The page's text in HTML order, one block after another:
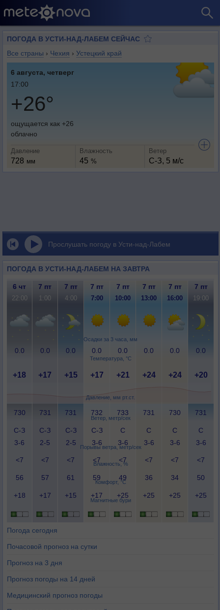
ПОГОДА В УСТИ-НАД-ЛАБЕМ СЕЙЧАС
Все страны › Чехия › Устецкий край
6 августа, четверг
17:00
+26°
ощущается как +26
облачно
Давление
728 мм
Влажность
45 %
Ветер
С-З, 5 м/с
Прослушать погоду в Усти-над-Лабем
ПОГОДА В УСТИ-НАД-ЛАБЕМ НА ЗАВТРА
Осадки за 3 часа, мм
Температура, °C
Давление, мм рт.ст.
Ветер, метр/сек
Порывы ветра, метр/сек
Влажность, %
Комфорт, °C
Магнитные бури
6 чт 7 пт 7 пт 7 пт 7 пт 7 пт 7 пт 7 пт
22:00 1:00 4:00 7:00 10:00 13:00 16:00 19:00
0.0 0.0 0.0 0.0 0.0 0.0 0.0 0.0
+18 +17 +15 +17 +21 +24 +24 +20
730 731 731 732 733 731 730 731
С-З
3-6
С-З
2-5
С-З
2-5
С-З
3-6
С
3-6
С
3-6
С
3-6
С
3-6
<7 <7 <7 <7 <7 <7 <7 <7
56 57 61 59 49 36 34 50
+18 +17 +15 +17 +25 +25 +25 +25
Погода сегодня
Почасовой прогноз на сутки
Прогноз на 3 дня
Прогноз погоды на 14 дней
Медицинский прогноз погоды